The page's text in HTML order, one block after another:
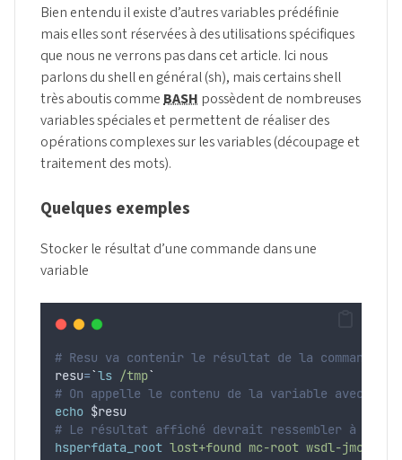
Bien entendu il existe d’autres variables prédéfinie
mais elles sont réservées à des utilisations spécifiques
que nous ne verrons pas dans cet article. Ici nous
parlons du shell en général (sh), mais certains shell
très aboutis commeBASH possèdent de nombreuses
variables spéciales et permettent de réaliser des
opérations complexes sur les variables (découpage et
traitement des mots).
Quelques exemples
Stocker le résultat d’une commande dans une
variable
# Resu va contenir le résultat de la commande
resu=`ls /tmp`
# On appelle le contenu de la variable avec la
echo $resu
# Le résultat affiché devrait ressembler à
hsperfdata_root lost+found mc-root wsdl-jmch-